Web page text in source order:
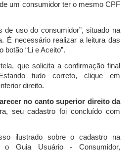
um consumidor ter o mesmo CPF
de uso do consumidor”, situado na
É necessário realizar a leitura das
botão “Li e Aceito”.
que solicita a confirmação final
tudo correto, clique em
direito.
no canto superior direito da
seu cadastro foi concluído com
ilustrado sobre o cadastro na
o Guia Usuário - Consumidor,